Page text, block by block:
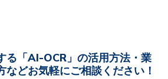
る「AI-OCR」の活用方法・業
などお気軽にご相談ください！